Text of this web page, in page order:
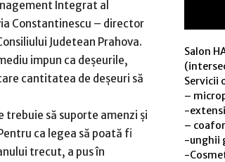
Integrat al
Constantinescu – director
Judetean Prahova.
impun ca deșeurile,
cantitatea de deșeuri să
trebuie să suporte amenzi și
ca legea să poată fi
trecut, a pus în
Salon
Servicii
–
-
– coafor
-unghii
-